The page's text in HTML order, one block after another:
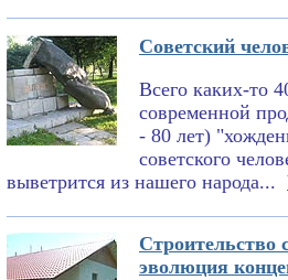
Советский
Всего каких-то
современной
- 80 лет)
советского
выветрится из нашего народа...
Строительство
эволюция